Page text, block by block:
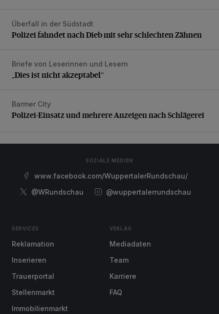
Polizei fahndet nach Dieb mit sehr schlechten Zähnen
Überfall in der Südstadt
Polizei fahndet nach Dieb mit sehr schlechten Zähnen
„Dies ist nicht akzeptabel“
Briefe von Leserinnen und Lesern
„Dies ist nicht akzeptabel“
Polizei-Einsatz und mehrere Anzeigen nach Schlägerei
Barmer City
Polizei-Einsatz und mehrere Anzeigen nach Schlägerei
SOZIALE MEDIEN
www.facebook.com/WuppertalerRundschau/
@WRundschau
@wuppertalerrundschau
SERVICES
Reklamation
Inserieren
Trauerportal
Stellenmarkt
Immobilienmarkt
VERLAG
Mediadaten
Team
Karriere
FAQ